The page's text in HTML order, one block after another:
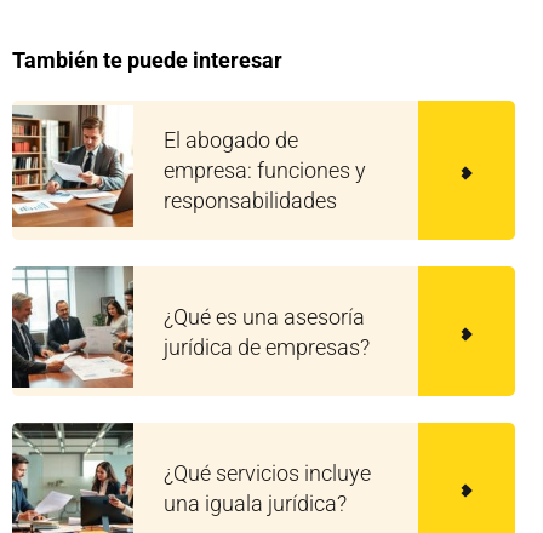
También te puede interesar
El abogado de
empresa: funciones y
responsabilidades
¿Qué es una asesoría
jurídica de empresas?
¿Qué servicios incluye
una iguala jurídica?